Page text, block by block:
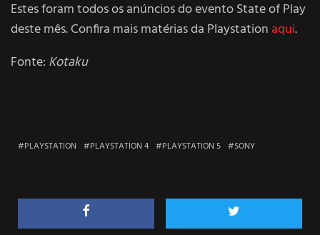
Estes foram todos os anúncios do evento State of Play
deste mês. Confira mais matérias da Playstation aqui.
Fonte: Kotaku
PLAYSTATION PLAYSTATION 4 PLAYSTATION 5 SONY